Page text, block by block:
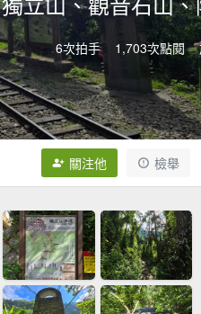
6次拍手 1,703次點閱
關注他 檢舉